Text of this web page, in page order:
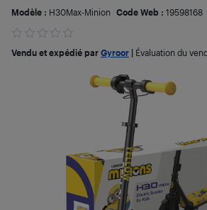
Modèle : H30Max-Minion Code Web : 19598168
Vendu et expédié par Gyroor Évaluation du